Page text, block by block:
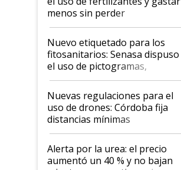
menos sin perder
productividad en la campaña
fina
Nuevo etiquetado para los
fitosanitarios: Senasa dispuso
el uso de pictogramas,
palabras de advertencia e
indicaciones
Nuevas regulaciones para el
uso de drones: Córdoba fija
distancias mínimas
Alerta por la urea: el precio
aumentó un 40 % y no bajan